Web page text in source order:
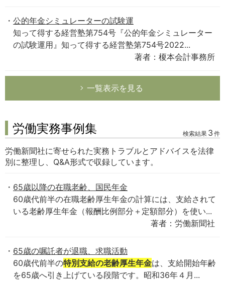
公的年金シミュレーターの試験運
知って得する経営塾第754号『公的年金シミュレーター
の試験運用』知って得する経営塾第754号2022...
著者：榎本会計事務所
一覧表示を見る
労働実務事例集 検索結果 3 件
労働新聞社に寄せられた実務トラブルとアドバイスを法律
別に整理し、Q&A形式で収録しています。
65歳以降の在職老齢、国民年金
60歳代前半の在職老齢厚生年金の計算には、支給されて
いる老齢厚生年金（報酬比例部分＋定額部分）を使い...
著者：労働新聞社
65歳の嘱託者が退職、求職活動
60歳代前半の特別支給の老齢厚生年金は、支給開始年齢
を65歳へ引き上げている段階です。昭和36年４月...